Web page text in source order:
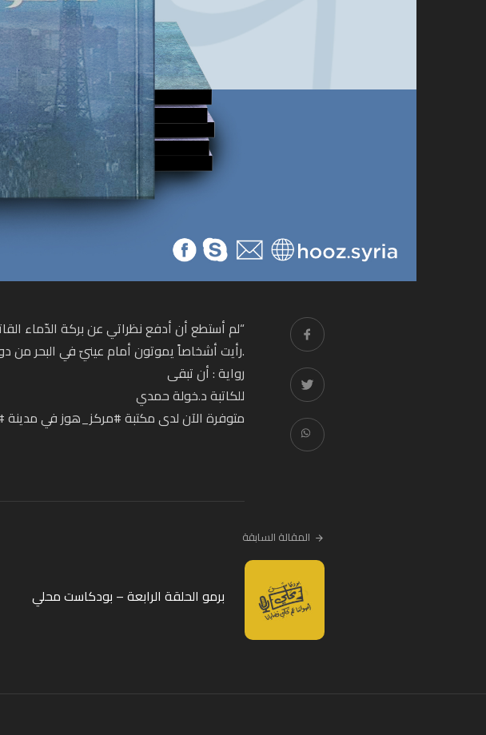
“لم أستطع أن أدفع نظراتي عن بركة الدّماء
.رأيت أشخاصاً يموتون أمام عينيّ في البحر من
رواية : أن تبقى
للكاتبة د.خولة حمدي
متوفرة الآن لدى مكتبة #مركز_هوز في مدينة
المقالة السابقة
برمو الحلقة الرابعة – بودكاست محلي